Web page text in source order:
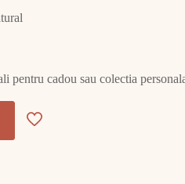
pentru cadou sau colectia